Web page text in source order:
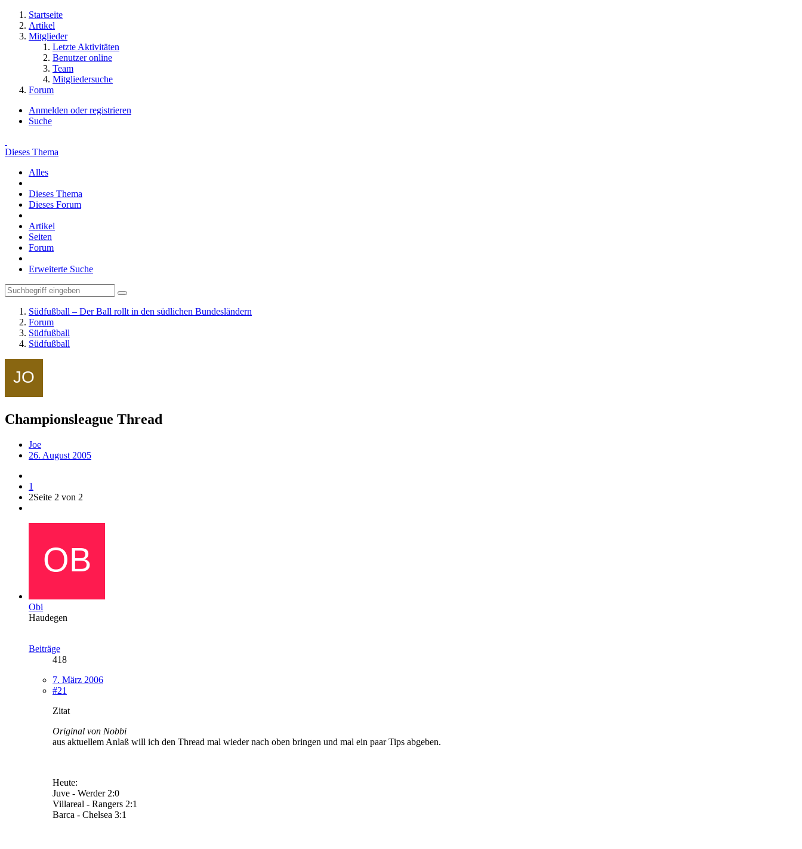
Startseite
Artikel
Mitglieder
Letzte Aktivitäten
Benutzer online
Team
Mitgliedersuche
Forum
Anmelden oder registrieren
Suche
Dieses Thema
Alles
Dieses Thema
Dieses Forum
Artikel
Seiten
Forum
Erweiterte Suche
Südfußball – Der Ball rollt in den südlichen Bundesländern
Forum
Südfußball
Südfußball
Championsleague Thread
Joe
26. August 2005
1
2Seite 2 von 2
Obi
Haudegen
Beiträge
418
7. März 2006
#21
Zitat
Original von Nobbi
aus aktuellem Anlaß will ich den Thread mal wieder nach oben bringen und mal ein paar Tips abgeben.
Heute:
Juve - Werder 2:0
Villareal - Rangers 2:1
Barca - Chelsea 3:1